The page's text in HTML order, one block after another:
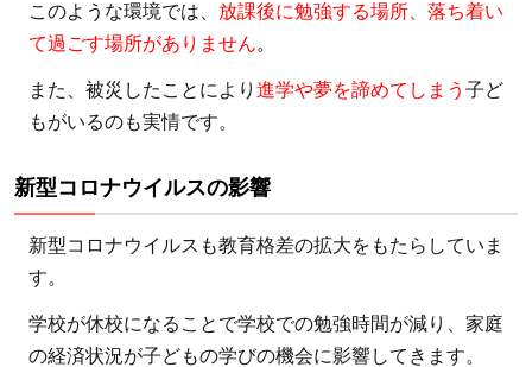
上
国
子
ど
の
め
に
行
わ
このような環境では、 放課後に勉強する場所、落ち着い
て過ごす場所がありません。
また、被災したことにより 進学や夢を諦めてしまう 子ど
もがいるのも実情です。
新型コロナウイルスの影響
新型コロナウイルスも教育格差の拡大をもたらしていま
す。
学校が休校になることで学校での勉強時間が減り、家庭
の経済状況が子どもの学びの機会に影響してきます。